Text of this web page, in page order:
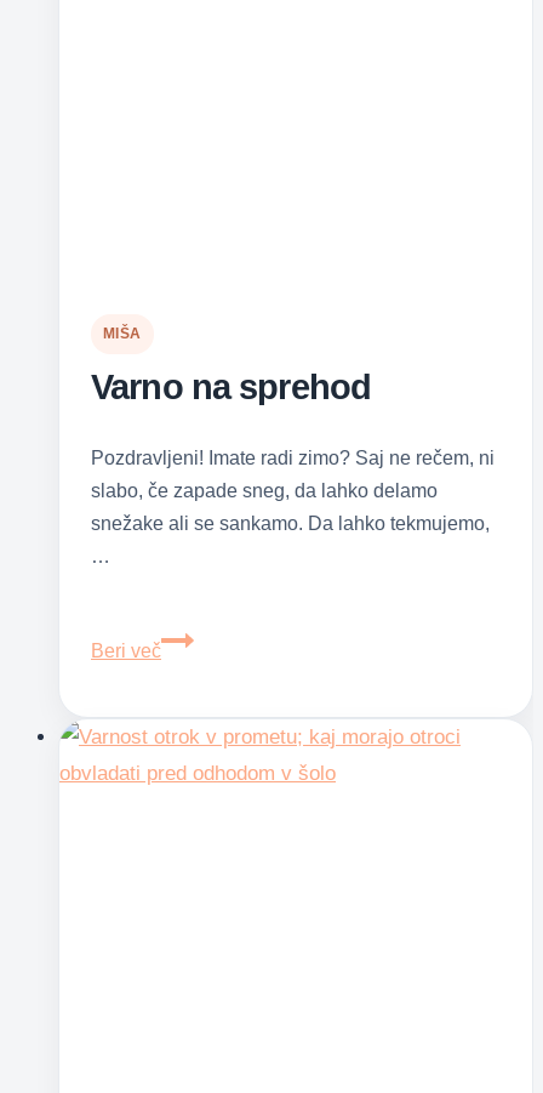
MIŠA
Varno na sprehod
Pozdravljeni! Imate radi zimo? Saj ne rečem, ni
slabo, če zapade sneg, da lahko delamo
snežake ali se sankamo. Da lahko tekmujemo,
…
Beri več
Varno